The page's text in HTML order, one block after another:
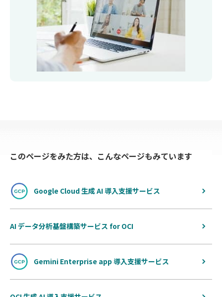
このページをみた方は、こんなページもみています
Google Cloud 生成 AI 導入支援サービス
AI データ分析基盤構築サービス for OCI
Gemini Enterprise app 導入支援サービス